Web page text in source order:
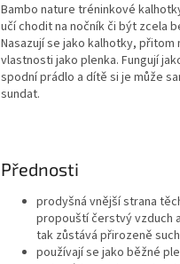
Bambo nature tréninkové
učí chodit na nočník či být zcela
Nasazují se jako kalhotky, přitom
vlastnosti jako plenka. Fungují
spodní prádlo a dítě si je může
sundat.
Přednosti
prodyšná vnější strana
propouští čerstvý vzduch
tak zůstává přirozeně
používají se jako běžné